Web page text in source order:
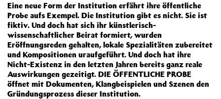
Eine neue Form der Institution erfährt ihre öffentliche
Probe aufs Exempel. Die Institution gibt es nicht. Sie ist
fiktiv. Und doch hat sich ihr künstlerisch-
wissenschaftlicher Beirat formiert, wurden
Eröffnungsreden gehalten, lokale Spezialitäten zubereitet
und Kompositionen uraufgeführt. Und doch hat ihre
Nicht-Existenz in den letzten Jahren bereits ganz reale
Auswirkungen gezeitigt. DIE ÖFFENTLICHE PROBE
öffnet mit Dokumenten, Klangbeispielen und Szenen den
Gründungsprozess dieser Institution.